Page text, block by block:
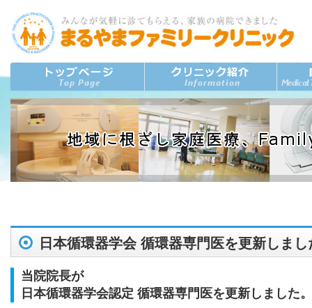
日本循環器学会 循環器専門医を更新しまし
当院院長が
日本循環器学会認定 循環器専門医を更新しました。